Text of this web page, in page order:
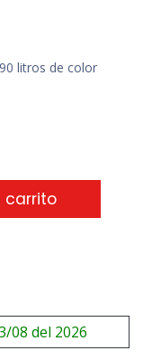
litros de color
carrito
08 del 2026